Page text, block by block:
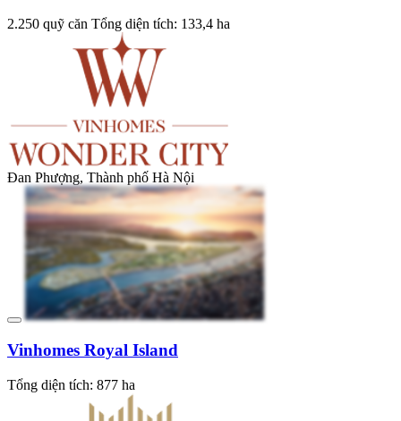
2.250 quỹ căn Tổng diện tích: 133,4 ha
Đan Phượng, Thành phố Hà Nội
Vinhomes Royal Island
Tổng diện tích: 877 ha